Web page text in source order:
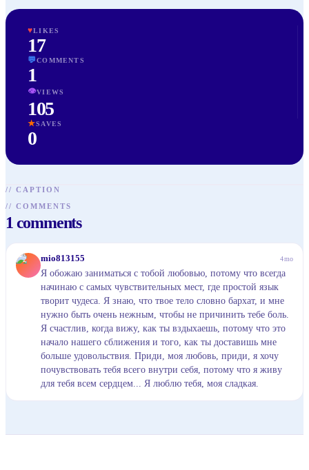
♥LIKES
17
💬COMMENTS
1
👁VIEWS
105
★SAVES
0
// CAPTION
// COMMENTS
1 comments
M mio813155 4mo
Я обожаю заниматься с тобой любовью, потому что всегда
начинаю с самых чувствительных мест, где простой язык
творит чудеса. Я знаю, что твое тело словно бархат, и мне
нужно быть очень нежным, чтобы не причинить тебе боль.
Я счастлив, когда вижу, как ты вздыхаешь, потому что это
начало нашего сближения и того, как ты доставишь мне
больше удовольствия. Приди, моя любовь, приди, я хочу
почувствовать тебя всего внутри себя, потому что я живу
для тебя всем сердцем... Я люблю тебя, моя сладкая.